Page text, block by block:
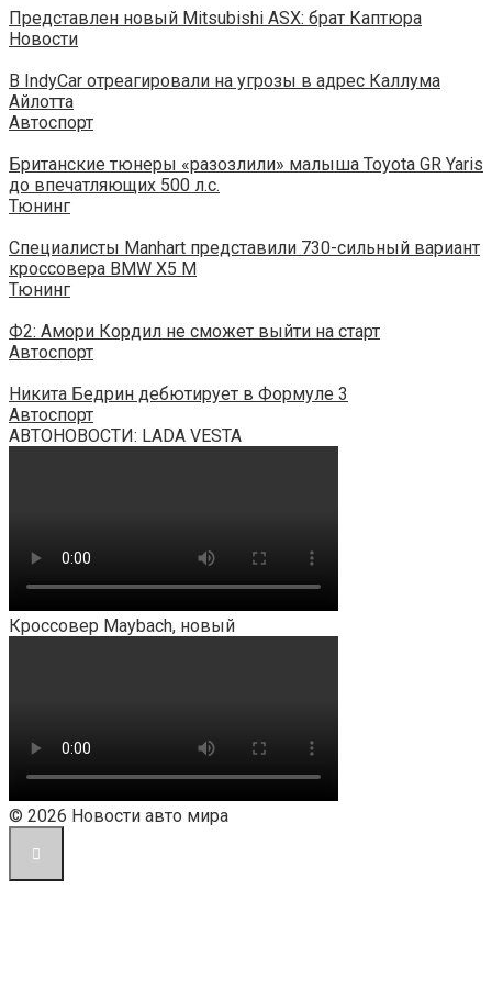
Представлен новый Mitsubishi ASX: брат Каптюра
Новости
В IndyCar отреагировали на угрозы в адрес Каллума
Айлотта
Автоспорт
Британские тюнеры «разозлили» малыша Toyota GR Yaris
до впечатляющих 500 л.с.
Тюнинг
Специалисты Manhart представили 730-сильный вариант
кроссовера BMW X5 M
Тюнинг
Ф2: Амори Кордил не сможет выйти на старт
Автоспорт
Никита Бедрин дебютирует в Формуле 3
Автоспорт
АВТОНОВОСТИ: LADA VESTA
Кроссовер Maybach, новый
© 2026 Новости авто мира